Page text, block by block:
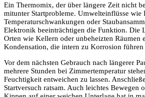
Ein Thermomix, der über längere Zeit nicht
mitunter Startprobleme. Umwelteinflüsse wie
Temperaturschwankungen oder
Elektronik beeinträchtigen die Funktion. Die
Orten wie Kellern oder unbeheizten Räumen
Kondensation, die intern zu Korrosion führen
Vor dem nächsten Gebrauch nach längerer
mehrere Stunden bei Zimmertemperatur
Feuchtigkeit entweichen zu lassen.
Startversuch ratsam. Auch leichtes Bewegen